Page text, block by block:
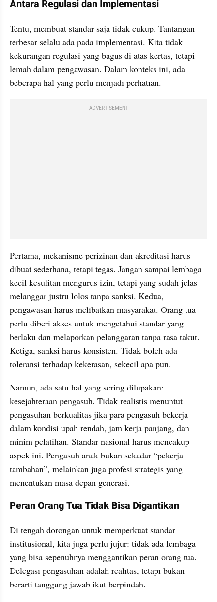
Antara Regulasi dan Implementasi
Tentu, membuat standar saja tidak cukup. Tantangan
terbesar selalu ada pada implementasi. Kita tidak
kekurangan regulasi yang bagus di atas kertas, tetapi
lemah dalam pengawasan. Dalam konteks ini, ada
beberapa hal yang perlu menjadi perhatian.
ADVERTISEMENT
Pertama, mekanisme perizinan dan akreditasi harus
dibuat sederhana, tetapi tegas. Jangan sampai lembaga
kecil kesulitan mengurus izin, tetapi yang sudah jelas
melanggar justru lolos tanpa sanksi. Kedua,
pengawasan harus melibatkan masyarakat. Orang tua
perlu diberi akses untuk mengetahui standar yang
berlaku dan melaporkan pelanggaran tanpa rasa takut.
Ketiga, sanksi harus konsisten. Tidak boleh ada
toleransi terhadap kekerasan, sekecil apa pun.
Namun, ada satu hal yang sering dilupakan:
kesejahteraan pengasuh. Tidak realistis menuntut
pengasuhan berkualitas jika para pengasuh bekerja
dalam kondisi upah rendah, jam kerja panjang, dan
minim pelatihan. Standar nasional harus mencakup
aspek ini. Pengasuh anak bukan sekadar “pekerja
tambahan”, melainkan juga profesi strategis yang
menentukan masa depan generasi.
Peran Orang Tua Tidak Bisa Digantikan
Di tengah dorongan untuk memperkuat standar
institusional, kita juga perlu jujur: tidak ada lembaga
yang bisa sepenuhnya menggantikan peran orang tua.
Delegasi pengasuhan adalah realitas, tetapi bukan
berarti tanggung jawab ikut berpindah.